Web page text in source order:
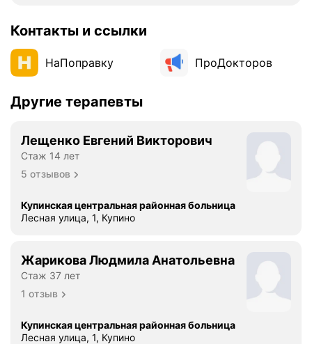
Контакты и ссылки
НаПоправку ПроДокторов
Другие терапевты
Лещенко Евгений Викторович
Стаж 14 лет
5 отзывов
Купинская центральная районная больница
Лесная улица, 1, Купино
Жарикова Людмила Анатольевна
Стаж 37 лет
1 отзыв
Купинская центральная районная больница
Лесная улица, 1, Купино